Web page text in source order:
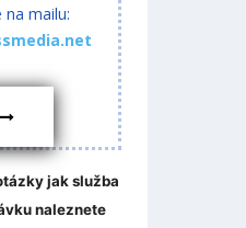
mailu:
jak služba
naleznete